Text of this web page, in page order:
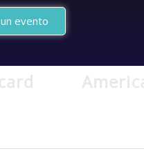
evento